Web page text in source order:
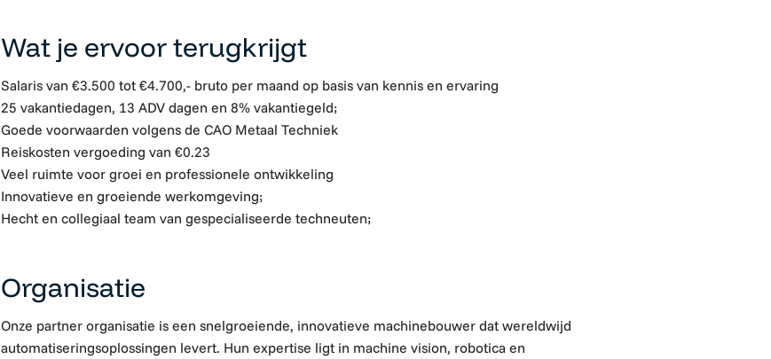
Wat je ervoor terugkrijgt
Salaris van €3.500 tot €4.700,- bruto per maand op basis van kennis en ervaring
25 vakantiedagen, 13 ADV dagen en 8% vakantiegeld;
Goede voorwaarden volgens de CAO Metaal Techniek
Reiskosten vergoeding van €0.23
Veel ruimte voor groei en professionele ontwikkeling
Innovatieve en groeiende werkomgeving;
Hecht en collegiaal team van gespecialiseerde techneuten;
Organisatie
Onze partner organisatie is een snelgroeiende, innovatieve machinebouwer dat wereldwijd
automatiseringsoplossingen levert. Hun expertise ligt in machine vision, robotica en